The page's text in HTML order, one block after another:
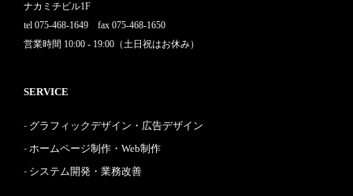
ナカミチビル1F
tel 075-468-1649 fax 075-468-1650
営業時間 10:00 - 19:00（土日祝はお休み）
SERVICE
グラフィックデザイン・広告デザイン
ホームページ制作・Web制作
システム開発・業務改善